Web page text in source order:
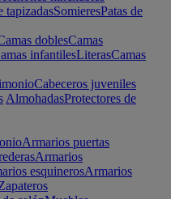
tapizadasSomieresPatas de
doblesCamas
infantilesLiterasCamas
Cabeceros juveniles
AlmohadasProtectores de
Armarios puertas
Armarios
esquinerosArmarios